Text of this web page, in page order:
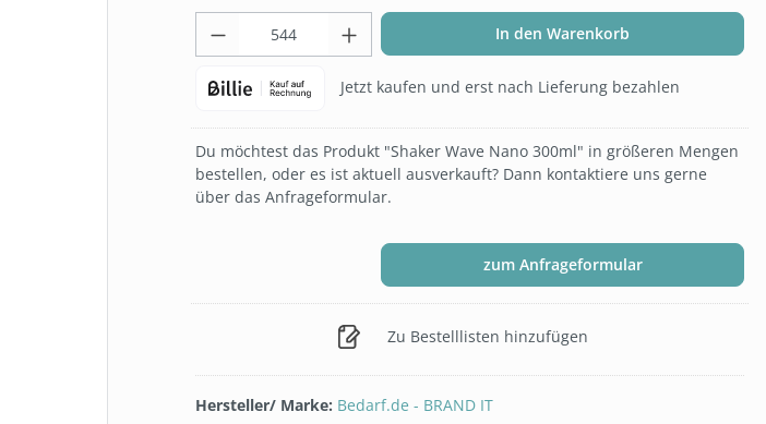
Produkt Anzahl: Gib den gewünschten Wert
In den Warenkorb
Jetzt kaufen und erst nach Lieferung bezahlen
Du möchtest das Produkt "Shaker Wave Nano 300ml" in größeren Mengen
bestellen, oder es ist aktuell ausverkauft? Dann kontaktiere uns gerne
über das Anfrageformular.
zum Anfrageformular
Zu Bestelllisten hinzufügen
Hersteller/ Marke: Bedarf.de - BRAND IT